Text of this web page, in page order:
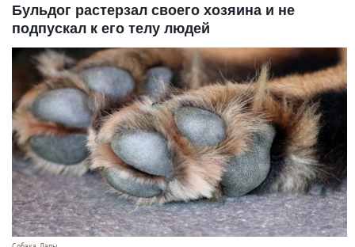
Бульдог растерзал своего хозяина и не
подпускал к его телу людей